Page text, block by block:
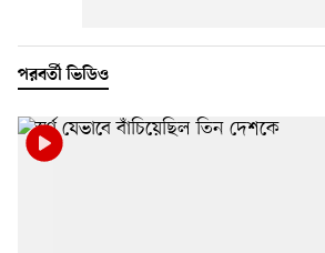
পরবর্তী ভিডিও